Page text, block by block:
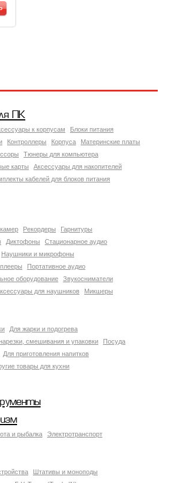
ПК
к корпусам
Блоки питания
Контроллеры Корпуса
Материнские платы
Тюнеры для компьютера
карты
Аксессуары для накопителей
кабелей для блоков питания
Рекордеры
Гарнитуры
Диктофоны
Стационарное аудио
Наушники и микрофоны
Портативное аудио
оборудование
Звукосниматели
для наушников Микшеры
Для жарки и подогрева
смешивания и упаковки
Посуда
Для приготовления напитков
товары для кухни
и рыбалка Электротранспорт
Штативы и моноподы